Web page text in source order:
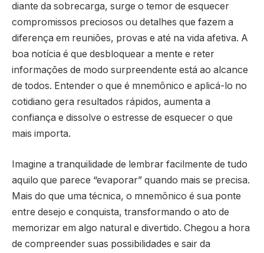
diante da sobrecarga, surge o temor de esquecer
compromissos preciosos ou detalhes que fazem a
diferença em reuniões, provas e até na vida afetiva. A
boa notícia é que desbloquear a mente e reter
informações de modo surpreendente está ao alcance
de todos. Entender o que é mnemônico e aplicá-lo no
cotidiano gera resultados rápidos, aumenta a
confiança e dissolve o estresse de esquecer o que
mais importa.
Imagine a tranquilidade de lembrar facilmente de tudo
aquilo que parece “evaporar” quando mais se precisa.
Mais do que uma técnica, o mnemônico é sua ponte
entre desejo e conquista, transformando o ato de
memorizar em algo natural e divertido. Chegou a hora
de compreender suas possibilidades e sair da